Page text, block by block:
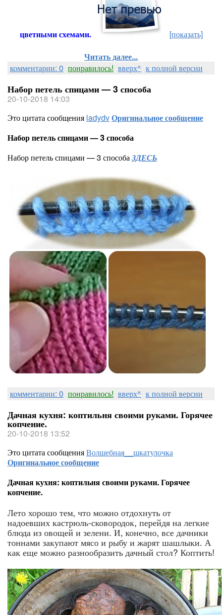
цветными схемами.
[показать]
Читать далее...
комментарии: 0 понравилось! вверх^ к полной версии
Набор петель спицами — 3 способа
20-10-2018 14:03
Это цитата сообщения ladydvОригинальное сообщение
Набор петель спицами — 3 способа
Набор петель спицами — 3 способаЗДЕСЬ
комментарии: 0 понравилось! вверх^ к полной версии
Дачная кухня: коптильня своими руками. Горячее
копчение.
20-10-2018 13:52
Это цитата сообщенияВолшебная__шкатулочка
Оригинальное сообщение
Дачная кухня: коптильня своими руками. Горячее
копчение.
Лето хорошо тем, что можно отдохнуть от
надоевших кастрюль-сковородок, перейдя на легкие
блюда из овощей и зелени. И, конечно, все дачники
тоннами закупают мясо и рыбу и жарят шашлыки. А
как еще можно разнообразить дачный стол? Коптить!